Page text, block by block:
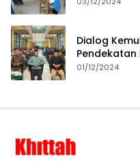
Dialog
Pendekatan
01/12/2024